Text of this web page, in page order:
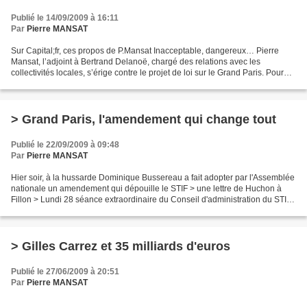
Publié le 14/09/2009 à 16:11
Par Pierre MANSAT
Sur Capital;fr, ces propos de P.Mansat Inacceptable, dangereux… Pierre
Mansat, l’adjoint à Bertrand Delanoë, chargé des relations avec les
collectivités locales, s’érige contre le projet de loi sur le Grand Paris. Pour
> Grand Paris, l'amendement qui change tout
Publié le 22/09/2009 à 09:48
Par Pierre MANSAT
Hier soir, à la hussarde Dominique Bussereau a fait adopter par l'Assemblée
nationale un amendement qui dépouille le STIF > une lettre de Huchon à
Fillon > Lundi 28 séance extraordinaire du Conseil d'administration du STIF ,
> Gilles Carrez et 35 milliards d'euros
Publié le 27/06/2009 à 20:51
Par Pierre MANSAT